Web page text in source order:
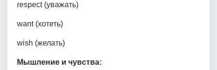
respect (уважать)
want (хотеть)
wish (желать)
Мышление и чувства: